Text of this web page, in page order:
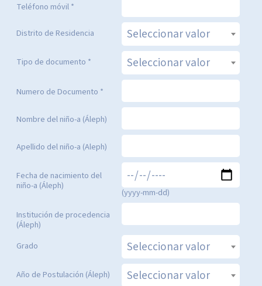
Teléfono móvil *
Distrito de Residencia Seleccionar valor
Tipo de documento * Seleccionar valor
Numero de Documento *
Nombre del niño-a (Áleph)
Apellido del niño-a (Aleph)
Fecha de nacimiento del
niño-a (Áleph)
(yyyy-mm-dd)
Institución de procedencia
(Áleph)
Grado
Seleccionar valor
Año de Postulación (Áleph) Seleccionar valor